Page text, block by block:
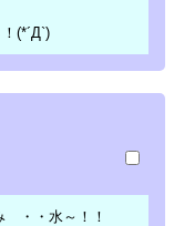
(*´Д`)
・・水～！！